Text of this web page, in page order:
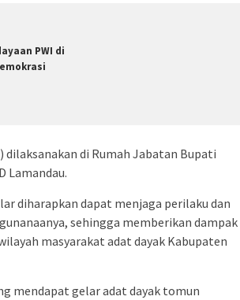
PWI di
di Rumah Jabatan Bupati
Lamandau.
diharapkan dapat menjaga perilaku dan
sehingga memberikan dampak
masyarakat adat dayak Kabupaten
mendapat gelar adat dayak tomun